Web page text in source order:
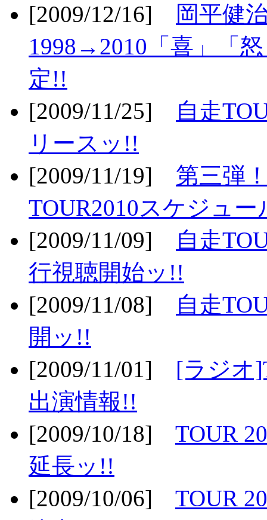
[2009/12/16]
岡平健
1998→2010「喜」「
定!!
[2009/11/25]
自走
リースッ!!
[2009/11/19] 第三弾
TOUR2010スケジュー
[2009/11/09]
自走
行視聴開始ッ!!
[2009/11/08]
自走
開ッ!!
[2009/11/01] [ラジオ
出演情報!!
[2009/10/18] TOUR
延長ッ!!
[2009/10/06] TOUR